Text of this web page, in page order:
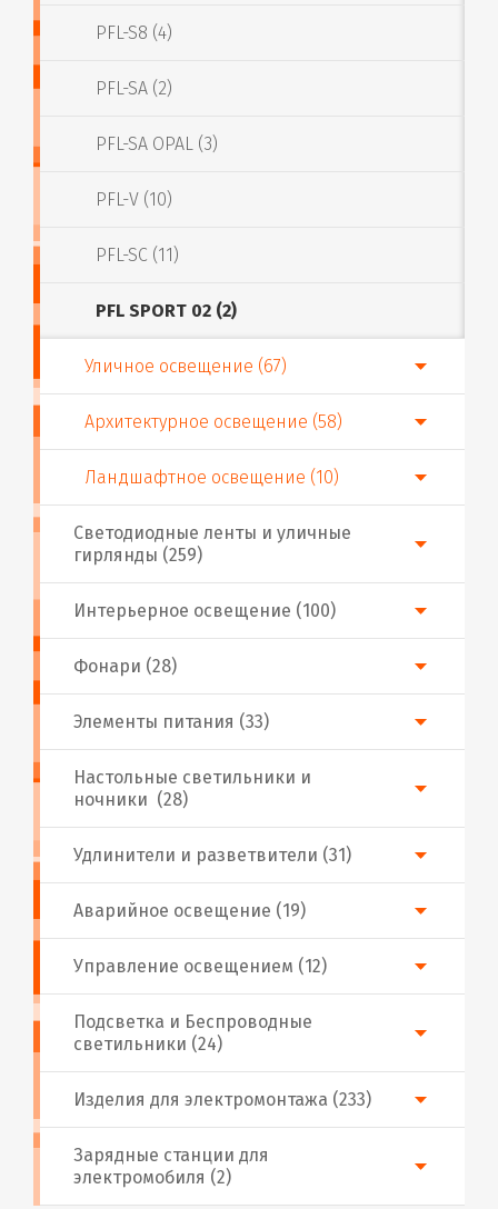
Фонари (28)
Аварийное освещение (19)
Настольные светильники и
ночники (28)
Подсветка и Беспроводные
светильники (24)
Интерьерное освещение (100)
Изделия для электромонтажа (233)
Светодиодные ленты и уличные
гирлянды (259)
PFL-S8 (4)
PFL-SA (2)
PFL-SA OPAL (3)
PFL-V (10)
PFL-SC (11)
PFL SPORT 02 (2)
Уличное освещение (67)
Архитектурное освещение (58)
Ландшафтное освещение (10)
Удлинители и разветвители (31)
Управление освещением (12)
Элементы питания (33)
Зарядные станции для
электромобиля (2)